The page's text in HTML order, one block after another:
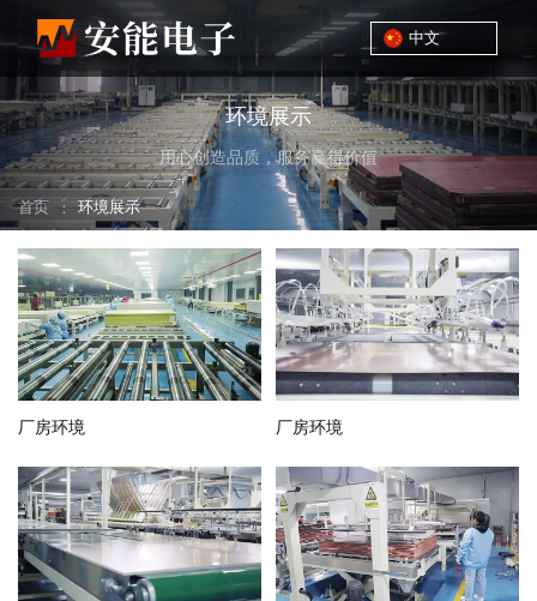
中文
环境展示
用心创造品质，服务赢得价值
首页：环境展示
厂房环境 厂房环境